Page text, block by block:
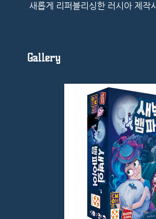
새롭게 리퍼블리싱한 러시아 제작
Gallery